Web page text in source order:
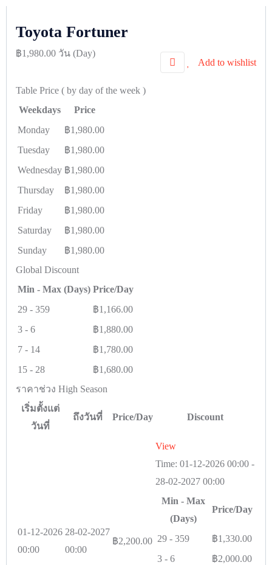
Toyota Fortuner
฿1,980.00 วัน (Day)
Add to wishlist
Table Price ( by day of the week )
Weekdays
Price
Monday
฿1,980.00
Tuesday
฿1,980.00
Wednesday ฿1,980.00
Thursday
฿1,980.00
Friday
฿1,980.00
Saturday
฿1,980.00
Sunday
฿1,980.00
Global Discount
Min - Max (Days) Price/Day
29 - 359 ฿1,166.00
3 - 6 ฿1,880.00
7 - 14 ฿1,780.00
15 - 28 ฿1,680.00
ราคาช่วง High Season
เริ่มตั้งแต่
วันที่
ถึงวันที่ Price/Day Discount
01-12-2026
00:00
28-02-2027
00:00
฿2,200.00
View
Time: 01-12-2026 00:00 -
28-02-2027 00:00
Min - Max
(Days)
Price/Day
29 - 359 ฿1,330.00
3 - 6 ฿2,000.00